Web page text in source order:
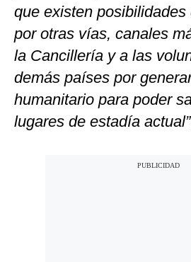
que existen
por otras vías, canales
la Cancillería y a las
demás países por
humanitario para poder
lugares de estadía actual”